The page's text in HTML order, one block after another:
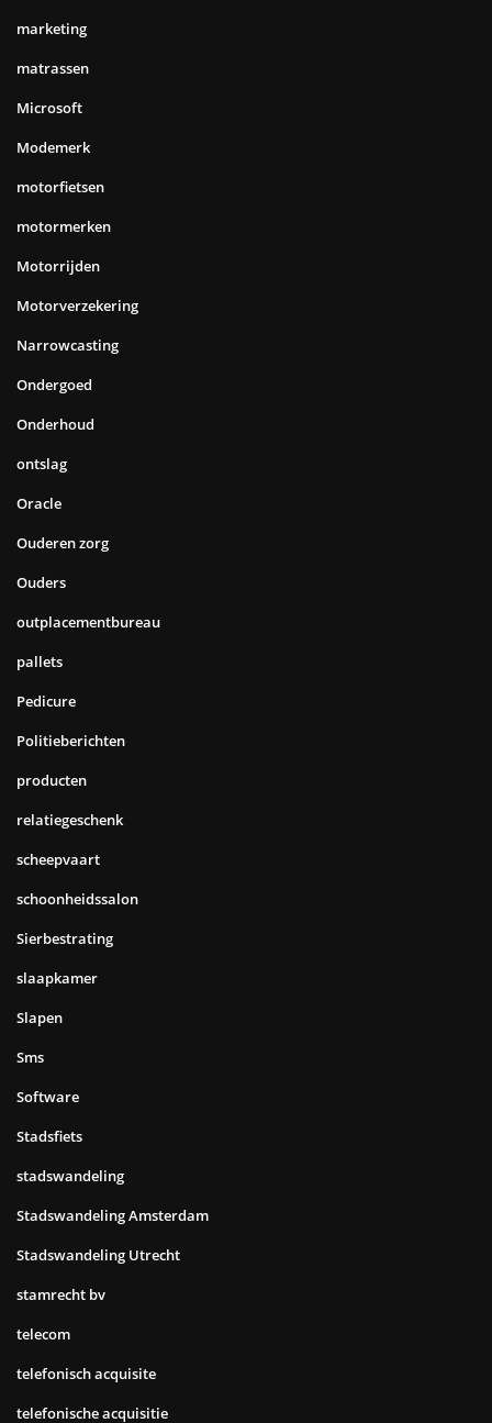
marketing
matrassen
Microsoft
Modemerk
motorfietsen
motormerken
Motorrijden
Motorverzekering
Narrowcasting
Ondergoed
Onderhoud
ontslag
Oracle
Ouderen zorg
Ouders
outplacementbureau
pallets
Pedicure
Politieberichten
producten
relatiegeschenk
scheepvaart
schoonheidssalon
Sierbestrating
slaapkamer
Slapen
Sms
Software
Stadsfiets
stadswandeling
Stadswandeling Amsterdam
Stadswandeling Utrecht
stamrecht bv
telecom
telefonisch acquisite
telefonische acquisitie